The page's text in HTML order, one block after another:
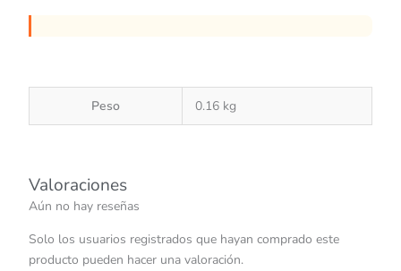
Peso 0.16 kg
Valoraciones
Aún no hay reseñas
Solo los usuarios registrados que hayan comprado este
producto pueden hacer una valoración.